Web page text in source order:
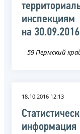
инспекциям
на 30.09.2016
59 Пермский
18.10.2016 12:13
информация